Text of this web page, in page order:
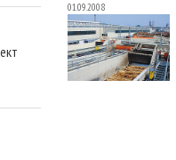
01.09.2008